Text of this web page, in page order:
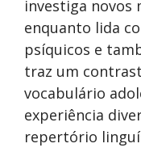
investiga novos
enquanto lida
psíquicos e
traz um
vocabulário
experiência
repertório